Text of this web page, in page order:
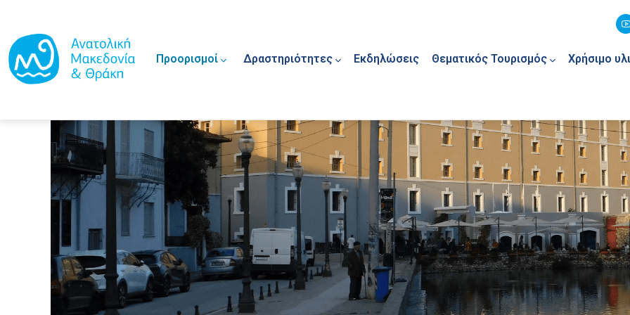
Προορισμοί Δραστηριότητες Εκδηλώσεις Θεματικός Τουρισμός Χρήσιμο